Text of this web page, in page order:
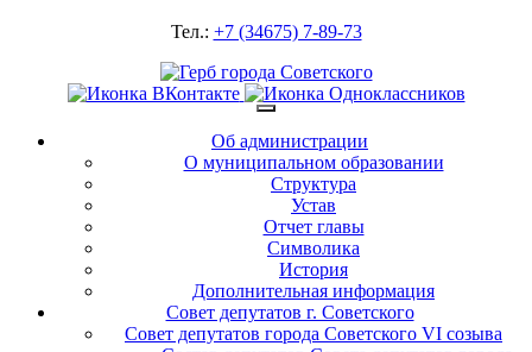
Тел.: +7 (34675) 7-89-73
Об администрации
О муниципальном образовании
Структура
Устав
Отчет главы
Символика
История
Дополнительная информация
Совет депутатов г. Советского
Совет депутатов города Советского VI созыва